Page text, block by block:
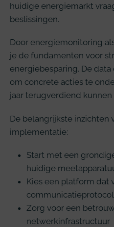
huidige energiemarkt
beslissingen.
Door energiemonitoring
je de fundamenten voor
energiebesparing. De
om concrete acties te
jaar terugverdiend kunnen
De belangrijkste inzichten
implementatie:
Start met een
huidige
Kies een platform dat
Zorg voor een
netwerkinfrastructuur